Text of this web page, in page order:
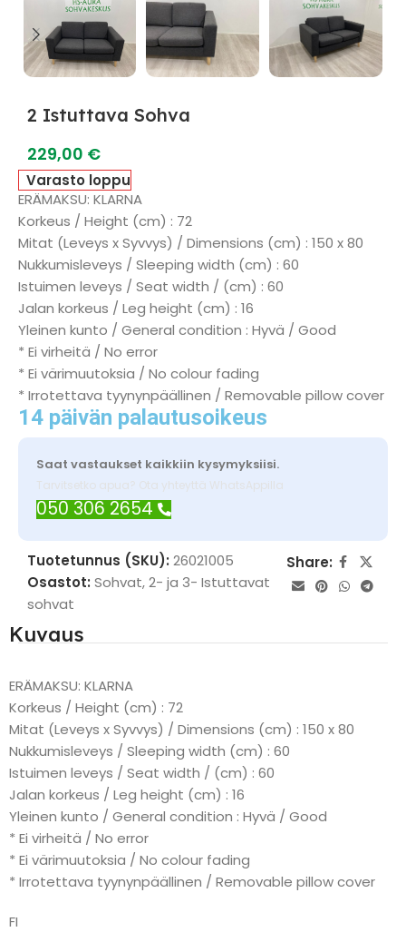
2 Istuttava Sohva
229,00 €
Varasto loppu
ERÄMAKSU: KLARNA
Korkeus / Height (cm) : 72
Mitat (Leveys x Syvvys) / Dimensions (cm) : 150 x 80
Nukkumisleveys / Sleeping width (cm) : 60
Istuimen leveys / Seat width / (cm) : 60
Jalan korkeus / Leg height (cm) : 16
Yleinen kunto / General condition : Hyvä / Good
* Ei virheitä / No error
* Ei värimuutoksia / No colour fading
* Irrotettava tyynynpäällinen / Removable pillow cover
14 päivän palautusoikeus
Saat vastaukset kaikkiin kysymyksiisi.
Tarvitsetko apua? Ota yhteyttä WhatsAppilla
050 306 2654
Tuotetunnus (SKU): 26021005
Osastot: Sohvat,2- ja 3- Istuttavat
sohvat
Share:
Kuvaus
ERÄMAKSU: KLARNA
Korkeus / Height (cm) : 72
Mitat (Leveys x Syvvys) / Dimensions (cm) : 150 x 80
Nukkumisleveys / Sleeping width (cm) : 60
Istuimen leveys / Seat width / (cm) : 60
Jalan korkeus / Leg height (cm) : 16
Yleinen kunto / General condition : Hyvä / Good
* Ei virheitä / No error
* Ei värimuutoksia / No colour fading
* Irrotettava tyynynpäällinen / Removable pillow cover
FI